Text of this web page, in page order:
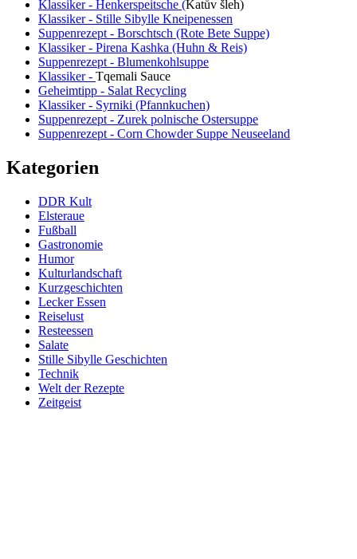
Klassiker - Henkerspeitsche (Katův šleh)
Klassiker - Stille Sibylle Kneipenessen
Suppenrezept - Borschtsch (Rote Bete Suppe)
Klassiker - Pirena Kashka (Huhn & Reis)
Suppenrezept - Blumenkohlsuppe
Klassiker - Tqemali Sauce
Geheimtipp - Salat Recycling
Klassiker - Syrniki (Pfannkuchen)
Suppenrezept - Zurek polnische Ostersuppe
Suppenrezept - Corn Chowder Suppe Neuseeland
Kategorien
DDR Kult
Elsteraue
Fußball
Gastronomie
Humor
Kulturlandschaft
Kurzgeschichten
Lecker Essen
Reiselust
Resteessen
Salate
Stille Sibylle Geschichten
Technik
Welt der Rezepte
Zeitgeist